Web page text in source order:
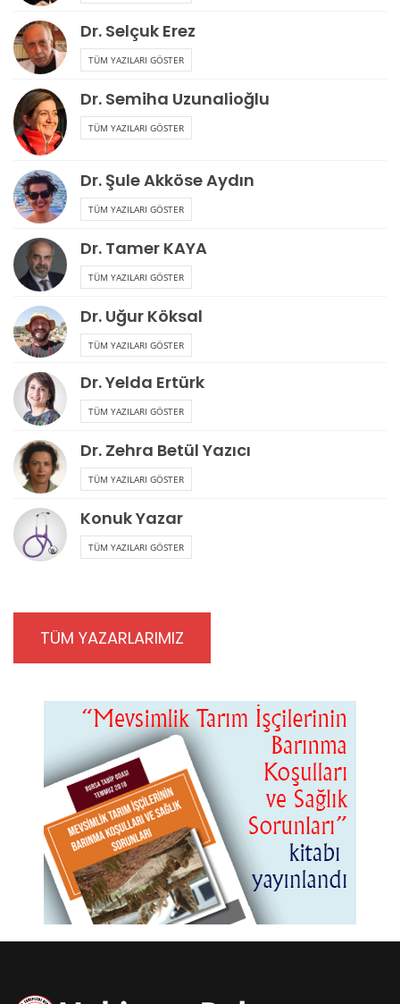
Dr. Selçuk Erez
TÜM YAZILARI GÖSTER
Dr. Semiha Uzunalioğlu
TÜM YAZILARI GÖSTER
Dr. Şule Akköse Aydın
TÜM YAZILARI GÖSTER
Dr. Tamer KAYA
TÜM YAZILARI GÖSTER
Dr. Uğur Köksal
TÜM YAZILARI GÖSTER
Dr. Yelda Ertürk
TÜM YAZILARI GÖSTER
Dr. Zehra Betül Yazıcı
TÜM YAZILARI GÖSTER
Konuk Yazar
TÜM YAZILARI GÖSTER
TÜM YAZARLARIMIZ